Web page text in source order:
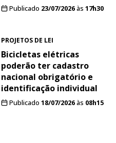
Publicado 23/07/2026às 17h30
PROJETOS DE LEI
Bicicletas elétricas
poderão ter cadastro
nacional obrigatório e
identificação individual
Publicado 18/07/2026às 08h15